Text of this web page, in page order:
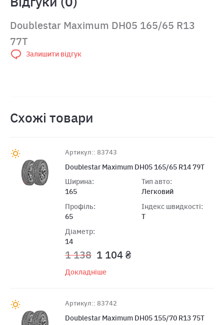
Doublestar Maximum DH05 165/65 R13
77T
Залишити відгук
Схожі товари
Артикул:: 83743
Doublestar Maximum DH05 165/65 R14 79T
Ширина:
165
Профіль:
65
Діаметр:
14
Тип авто:
Легковий
Індекс швидкості:
T
1 138 1 104 ₴
Докладніше
Артикул:: 83742
Doublestar Maximum DH05 155/70 R13 75T